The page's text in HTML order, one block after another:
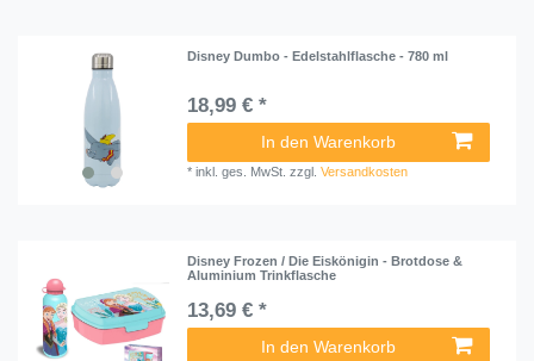
Disney Dumbo - Edelstahlflasche - 780 ml
18,99 € *
In den Warenkorb
*inkl. ges. MwSt. zzgl.Versandkosten
Disney Frozen / Die Eiskönigin - Brotdose &
Aluminium Trinkflasche
13,69 € *
In den Warenkorb